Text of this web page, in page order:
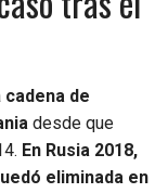
cadena de
desde que
En Rusia 2018,
eliminada en